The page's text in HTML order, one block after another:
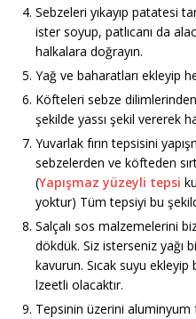
Sebzeleri yıkayıp patatesi
ister soyup, patlıcanı da
halkalara doğrayın.
Yağ ve baharatları ekleyip
Köfteleri sebze
şekilde yassı şekil vererek
Yuvarlak fırın tepsisini
sebzelerden ve köfteden
(Yapışmaz yüzeyli tepsi
yoktur) Tüm tepsiyi bu
Salçalı sos malzemelerini
dökdük. Siz isterseniz yağı
kavurun. Sıcak suyu
lzeetli olacaktır.
Tepsinin üzerini aluminyum